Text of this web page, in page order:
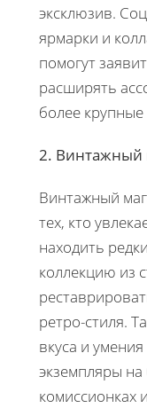
эксклюзив.
ярмарки и
помогут
расширять
более
2. Винтажный
Винтажный
тех, кто
находить
коллекцию из
ретро-стиля.
вкуса и
экземпляры
комиссионках